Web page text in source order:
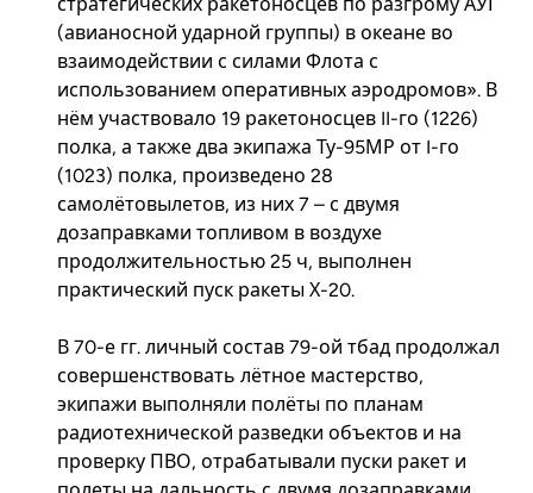
(авианосной ударной группы) в океане во
взаимодействии с силами Флота с
использованием оперативных аэродромов». В
нём участвовало 19 ракетоносцев II-го (1226)
полка, а также два экипажа Ту-95МР от I-го
(1023) полка, произведено 28
самолётовылетов, из них 7 – с двумя
дозаправками топливом в воздухе
продолжительностью 25 ч, выполнен
практический пуск ракеты Х-20.
В 70-е гг. личный состав 79-ой тбад продолжал
совершенствовать лётное мастерство,
экипажи выполняли полёты по планам
радиотехнической разведки объектов и на
проверку ПВО, отрабатывали пуски ракет и